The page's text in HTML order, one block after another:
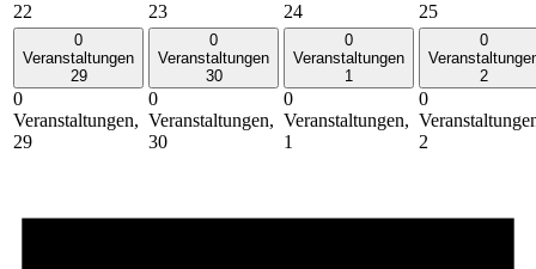
22 23 24 25
0
Veranstaltungen
29
0
Veranstaltungen,
29
0
Veranstaltungen
30
0
Veranstaltungen,
30
0
Veranstaltungen
1
0
Veranstaltungen,
1
0
2
0
2